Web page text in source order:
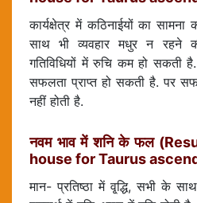
कार्यक्षेत्र में कठिनाईयों का
साथ भी व्यवहार मधुर न रहने
गतिविधियों में रुचि कम हो सकती
सफलता प्राप्त हो सकती है. पर
नहीं होती है.
नवम भाव में शनि के फल
house for Taurus
मान- प्रतिष्ठा में वृ्द्धि, सभी के